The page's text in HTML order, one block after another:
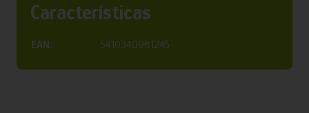
Características
EAN: 5410340981245